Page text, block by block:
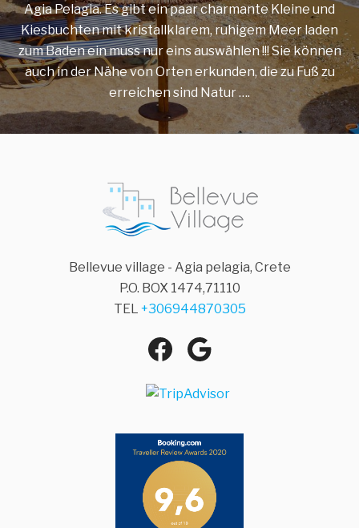
Agia Pelagia. Es gibt ein paar charmante Kleine und
Kiesbuchten mit kristallklarem, ruhigem Meer laden
zum Baden ein muss nur eins auswählen !!! Sie können
auch in der Nähe von Orten erkunden, die zu Fuß zu
erreichen sind Natur ….
Bellevue village - Agia pelagia, Crete
P.O. BOX 1474,71110
TEL +306944870305
Facebook
Google